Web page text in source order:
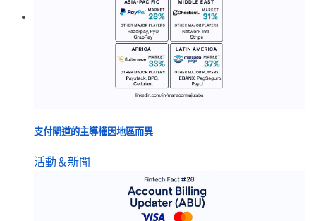
支付閘道的主導權因地區而異
活動＆新聞